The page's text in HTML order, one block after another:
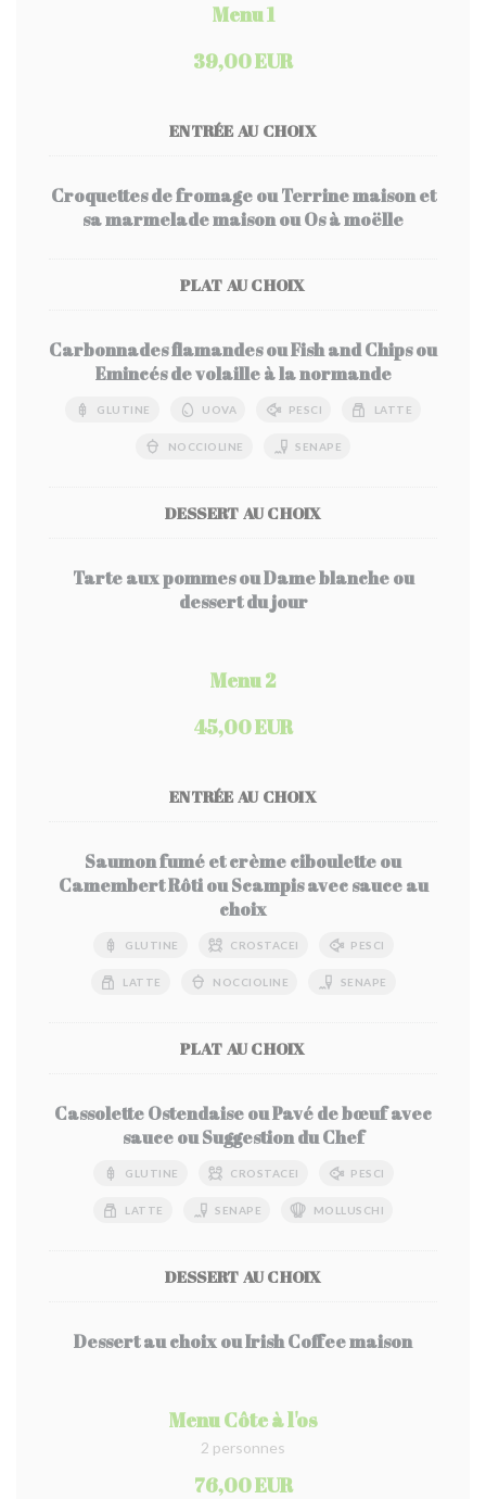
Menu 1
39,00 EUR
ENTRÉE AU CHOIX
Croquettes de fromage ou Terrine maison et
sa marmelade maison ou Os à moëlle
PLAT AU CHOIX
Carbonnades flamandes ou Fish and Chips ou
Emincés de volaille à la normande
GLUTINE UOVA PESCI LATTE
NOCCIOLINE SENAPE
DESSERT AU CHOIX
Tarte aux pommes ou Dame blanche ou
dessert du jour
Menu 2
45,00 EUR
ENTRÉE AU CHOIX
Saumon fumé et crème ciboulette ou
Camembert Rôti ou Scampis avec sauce au
choix
GLUTINE CROSTACEI PESCI
LATTE NOCCIOLINE SENAPE
PLAT AU CHOIX
Cassolette Ostendaise ou Pavé de bœuf avec
sauce ou Suggestion du Chef
GLUTINE CROSTACEI PESCI
LATTE SENAPE MOLLUSCHI
DESSERT AU CHOIX
Dessert au choix ou Irish Coffee maison
Menu Côte à l'os
2 personnes
76,00 EUR